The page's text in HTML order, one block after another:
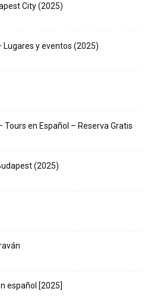
City (2025)
Lugares y eventos (2025)
Tours en Español – Reserva Gratis
(2025)
español [2025]